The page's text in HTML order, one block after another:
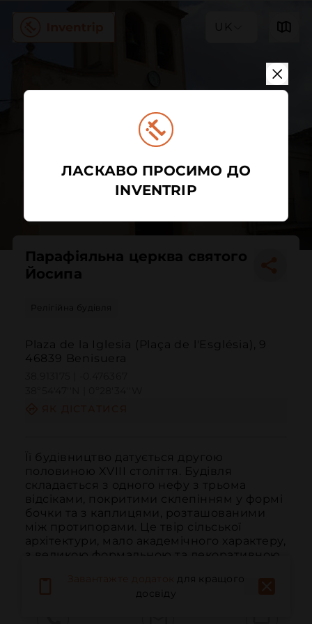
UK
Парафіяльна церква святого
Йосипа
Релігійна будівля
Plaza de la Iglesia (Plaça de l'Església), 9
46839 Benisuera
Її будівництво датується другою
половиною XVIII століття. Будівля
складається з одного нефу з трьома
відсіками, покритими склепінням у формі
бочки та з каплицями, розташованими
між протипорами. Це твір сільської
архітектури, мало академічного характеру,
з великою формальною та декоративною
для кращого
досвіду
ЛАСКАВО ПРОСИМО ДО
INVENTRIP